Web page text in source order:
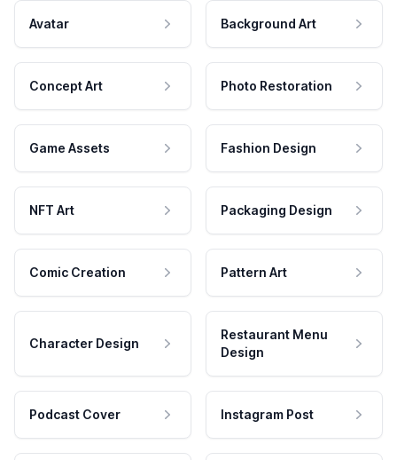
Avatar Background Art
Concept Art Photo Restoration
Game Assets Fashion Design
NFT Art Packaging Design
Comic Creation Pattern Art
Character Design
Restaurant Menu
Design
Podcast Cover Instagram Post